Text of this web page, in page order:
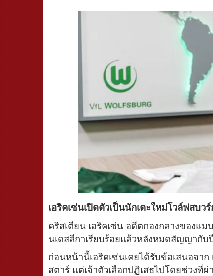
เอริคเซ่นเปิดตัวเป็นนักเตะใหม่โวล์ฟสบว
คริสเตียน เอริคเซ่น อดีตกองกลางของแ
นเดสลีกาเรียบร้อยแล้วหลังหมดสัญญากั
ก่อนหน้านี้เอริคเซ่นเคยได้รับข้อเสนอจา
สตาร์ แต่เจ้าตัวเลือกปฏิเสธไปโดยช่วงที่